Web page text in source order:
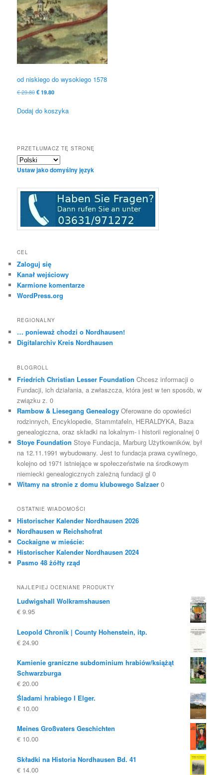
od niskiego do wysokiego 1578
€29.80Oryginalna
była:
€19.80Obecna
to:
Dodaj do koszyka
PRZETŁUMACZ TĘ STRONĘ
Ustaw jako domyślny język
CEL
Zaloguj się
Kanał wejściowy
Karmione komentarze
WordPress.org
REGIONALNY
… ponieważ chodzi o Nordhausen!
Digitalarchiv Kreis Nordhausen
BLOGROLL
Friedrich Christian Lesser Foundation Chcesz informacji o
Fundacji, ich działania, a zwłaszcza, która jest w ten sposób, w
związku z. 0
Rambow & Liesegang Genealogy Oferowane do opowieści
rodzinnych, Encyklopedie, Stammtafeln, HERALDYKA, Baza
genealogiczna, oraz składki na lokalnym- i historii regionalnej 0
Stoye Foundation Stoye Fundacja, Marburg Użytkowników, był
na 12.11.1991 wybudowany. Jest to fundacja prawa cywilnego,
kolejno od 1971 istniejące w społeczeństwie na środkowym
niemiecki genealogicznych zależną fundacji gl 0
Witamy na stronie z domu klubowego Salzaer 0
OSTATNIE WIADOMOŚCI
Historischer Kalender Nordhausen 2026
Nordhausen w Reichshofrat
Cockaigne w mieście:
Historischer Kalender Nordhausen 2024
Pasmo 48 żółty rząd
NAJLEPIEJ OCENIANE PRODUKTY
Ludwigshall Wolkramshausen
€ 9.95
Leopold Chronik | County Hohenstein, itp.
€ 24.90
Kamienie graniczne subdominium hrabiów/książąt
Schwarzburga
€ 20.00
Śladami hrabiego I Elger.
€ 10.00
Meines Großvaters Geschichten
€ 10.00
Składki na Historia Nordhausen Bd. 41
€ 14.00